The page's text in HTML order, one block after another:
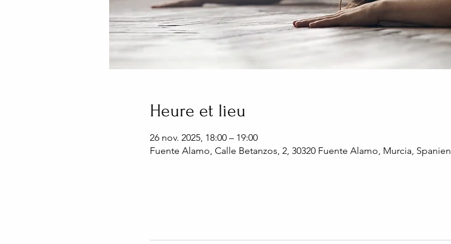
Heure et lieu
26 nov. 2025, 18:00 – 19:00
Fuente Alamo, Calle Betanzos, 2, 30320 Fuente Alamo, Murcia, Spanien